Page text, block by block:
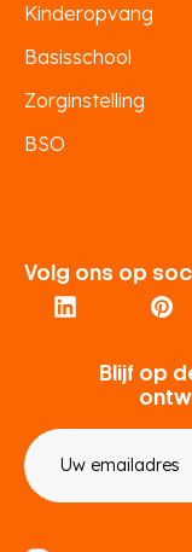
Volg ons op
Kinderopvang
Basisschool
Zorginstelling
BSO
Blijf op
mailadres